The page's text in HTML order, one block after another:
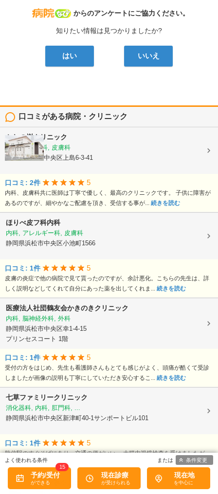
病院なび
からのアンケートにご協力ください。
知りたい情報は見つかりましたか?
はい いいえ
口コミがある病院・クリニック
かしの樹クリニック
内科, 血液内科, 皮膚科
静岡県浜松市中央区上島6-3-41
口コミ: 2件 5
内科、皮膚科共に医師は丁寧で優しく、最高のクリニックです。 子供に障害が
あるのですが、細やかなご配慮を頂き、受信する事が... 続きを読む
ほりべ皮フ科内科
内科, アレルギー科, 皮膚科
静岡県浜松市中央区小池町1566
口コミ: 1件 5
皮膚の炎症で他の病院で見て貰ったのですが、余計悪化。こちらの先生は、詳
しく説明などしてくれて自分にあった薬を出してくれま... 続きを読む
医療法人社団鶴友会かきのきクリニック
内科, 脳神経外科, 外科
静岡県浜松市中央区幸1-4-15
プリンセスコート 1階
口コミ: 1件 5
受付の方をはじめ、先生も看護師さんもとても感じがよく、頭痛が酷くて受診
しましたが画像の説明も丁寧にしていただき安心するこ... 続きを読む
七草ファミリークリニック
消化器科, 内科, 肛門科, ...
静岡県浜松市中央区新津町40-1サンポートビル101
口コミ: 1件 5
助信駅のすぐそばにあり、交通の便がいい。 大腸内視鏡検査を受けましたが、
ネットでは痛いとのコメントが多かったが、ここは、...
続きを読む
かしわばら消化器クリニック
予約/受付
15
現在診療 現在地
条件変更